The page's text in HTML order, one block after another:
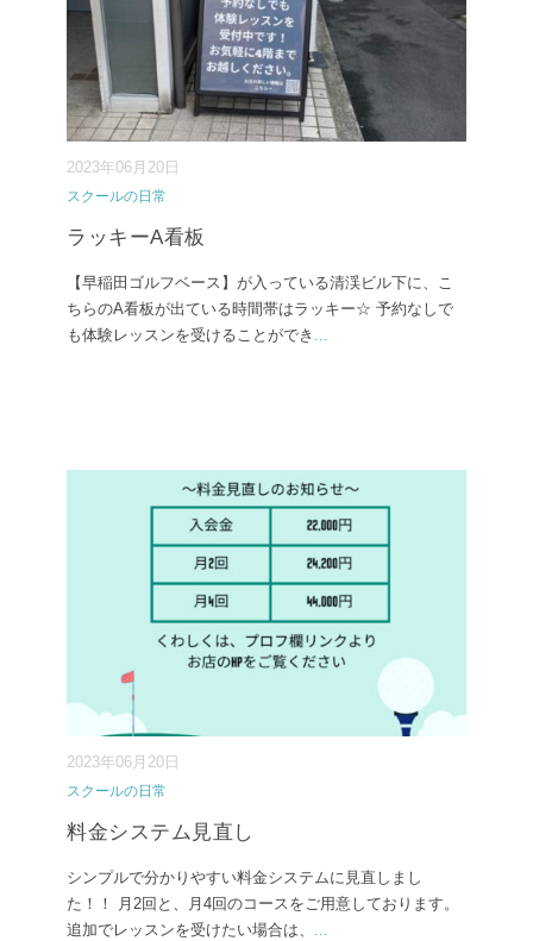
2023年06月20日
スクールの日常
ラッキーA看板
【早稲田ゴルフベース】が入っている清渓ビル下に、こ
ちらのA看板が出ている時間帯はラッキー☆ 予約なしで
も体験レッスンを受けることができ ...
2023年06月20日
スクールの日常
料金システム見直し
シンプルで分かりやすい料金システムに見直しまし
た！！ 月2回と、月4回のコースをご用意しております。
追加でレッスンを受けたい場合は、 ...